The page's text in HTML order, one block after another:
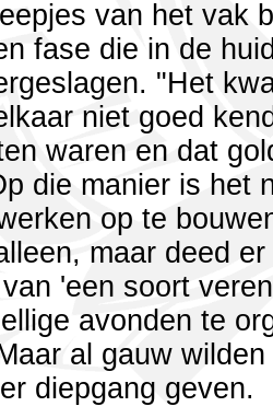
van het vak
fase die in de
"Het
niet goed
waren en dat
die manier is het
op te
maar deed
'een soort
avonden te
al gauw
diepgang geven.